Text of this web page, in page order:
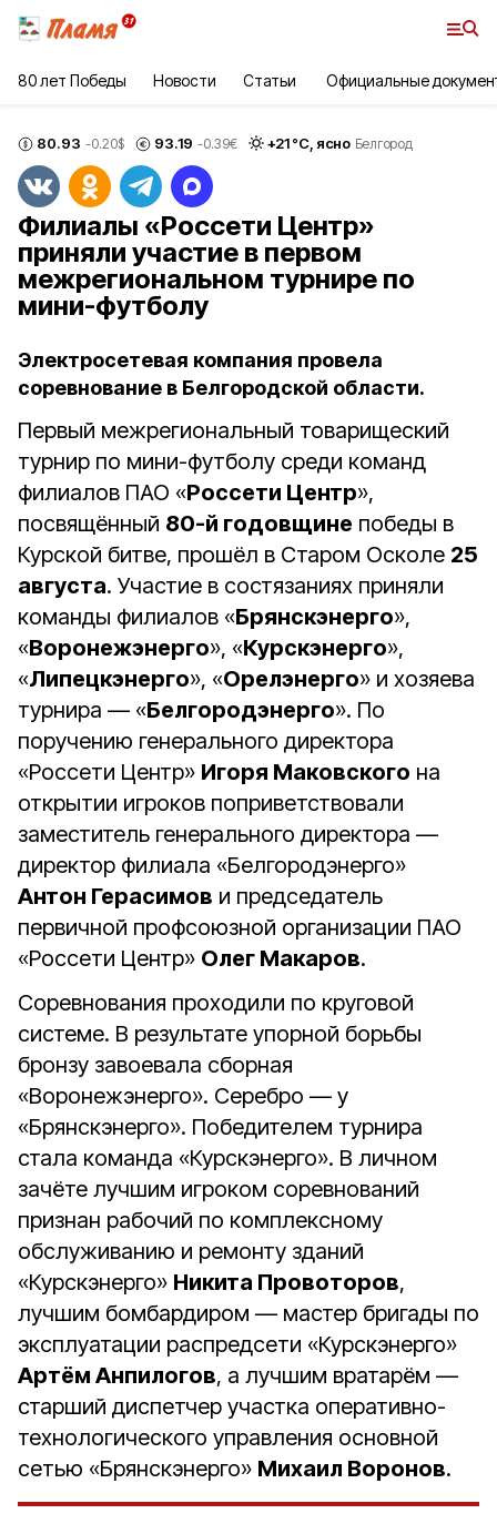
80 лет Победы Новости Статьи Официальные
80.93 -0.20$ 93.19 -0.39€ +21°С, ясно Белгород
Филиалы «Россети Центр»
приняли участие в первом
межрегиональном турнире по
мини-футболу
Электросетевая компания провела
соревнование в Белгородской области.
Первый межрегиональный товарищеский
турнир по мини-футболу среди команд
филиалов ПАО «Россети Центр»,
посвящённый 80-й годовщине победы в
Курской битве, прошёл в Старом Осколе 25
августа. Участие в состязаниях приняли
команды филиалов «Брянскэнерго»,
«Воронежэнерго», «Курскэнерго»,
«Липецкэнерго», «Орелэнерго» и хозяева
турнира — «Белгородэнерго». По
поручению генерального директора
«Россети Центр» Игоря Маковского на
открытии игроков поприветствовали
заместитель генерального директора —
директор филиала «Белгородэнерго»
Антон Герасимов и председатель
первичной профсоюзной организации ПАО
«Россети Центр» Олег Макаров.
Соревнования проходили по круговой
системе. В результате упорной борьбы
бронзу завоевала сборная
«Воронежэнерго». Серебро — у
«Брянскэнерго». Победителем турнира
стала команда «Курскэнерго». В личном
зачёте лучшим игроком соревнований
признан рабочий по комплексному
обслуживанию и ремонту зданий
«Курскэнерго» Никита Провоторов,
лучшим бомбардиром — мастер бригады по
эксплуатации распредсети «Курскэнерго»
Артём Анпилогов, а лучшим вратарём —
старший диспетчер участка оперативно-
технологического управления основной
сетью «Брянскэнерго» Михаил Воронов.